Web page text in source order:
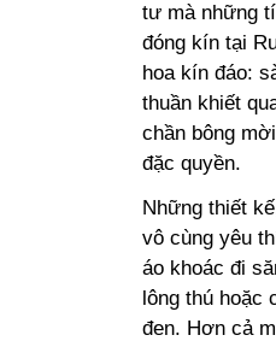
tư mà những
đóng kín tại
hoa kín đáo:
thuần khiết
chần bông
đặc quyền.
Những thiết
vô cùng yêu
áo khoác đi
lông thú hoặc
đen. Hơn cả